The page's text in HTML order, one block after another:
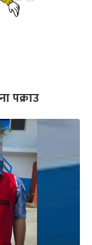
पक्राउ